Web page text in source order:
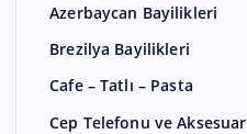
Azerbaycan Bayilikleri
Brezilya Bayilikleri
Cafe – Tatlı – Pasta
Cep Telefonu ve